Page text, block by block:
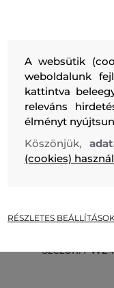
Gyapjúból
egyszínű,
teszi
legfinomabb
légáteresztő
pulóver
Szezon: FW24
A websütik
weboldalunk
kattintva
releváns
élményt
Köszönjük,
(cookies)
RÉSZLETES